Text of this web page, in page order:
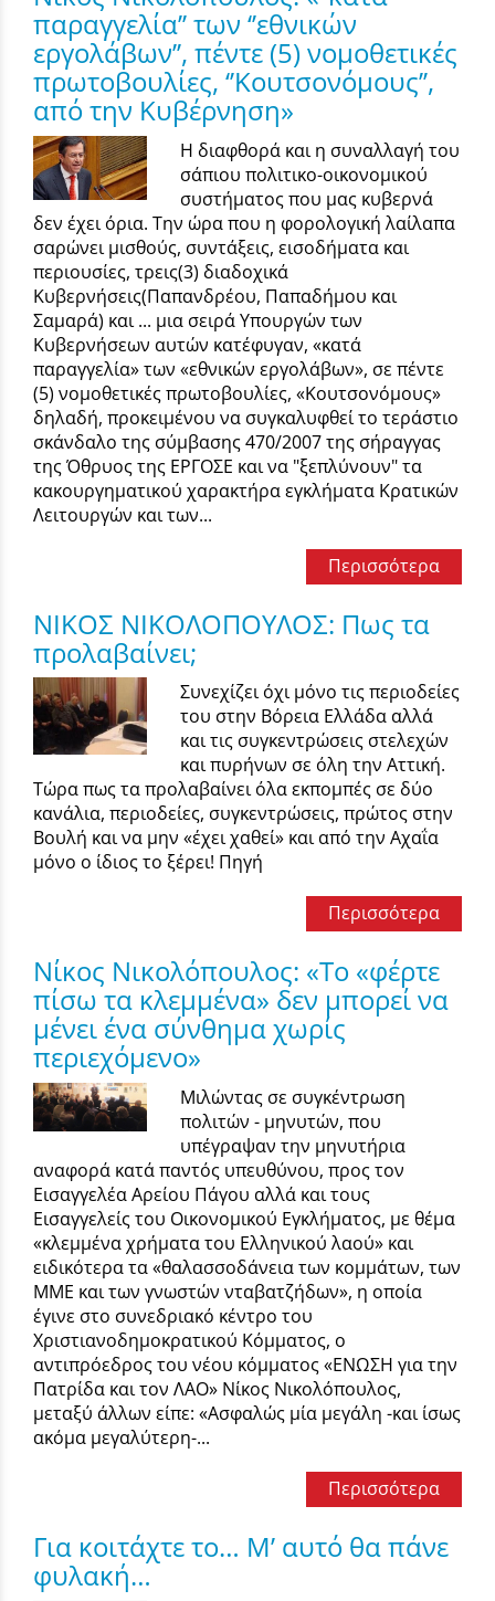
παραγγελία’’ των ‘’εθνικών
εργολάβων’’, πέντε (5) νομοθετικές
πρωτοβουλίες, ‘’Κουτσονόμους’’,
από την Κυβέρνηση»
Η διαφθορά και η συναλλαγή του
σάπιου πολιτικο-οικονομικού
συστήματος που μας κυβερνά
δεν έχει όρια. Την ώρα που η φορολογική λαίλαπα
σαρώνει μισθούς, συντάξεις, εισοδήματα και
περιουσίες, τρεις(3) διαδοχικά
Κυβερνήσεις(Παπανδρέου, Παπαδήμου και
Σαμαρά) και ... μια σειρά Υπουργών των
Κυβερνήσεων αυτών κατέφυγαν, «κατά
παραγγελία» των «εθνικών εργολάβων», σε πέντε
(5) νομοθετικές πρωτοβουλίες, «Κουτσονόμους»
δηλαδή, προκειμένου να συγκαλυφθεί το τεράστιο
σκάνδαλο της σύμβασης 470/2007 της σήραγγας
της Όθρυος της ΕΡΓΟΣΕ και να "ξεπλύνουν" τα
κακουργηματικού χαρακτήρα εγκλήματα Κρατικών
Λειτουργών και των...
Περισσότερα
ΝΙΚΟΣ ΝΙΚΟΛΟΠΟΥΛΟΣ: Πως τα
προλαβαίνει;
Συνεχίζει όχι μόνο τις περιοδείες
του στην Βόρεια Ελλάδα αλλά
και τις συγκεντρώσεις στελεχών
και πυρήνων σε όλη την Αττική.
Τώρα πως τα προλαβαίνει όλα εκπομπές σε δύο
κανάλια, περιοδείες, συγκεντρώσεις, πρώτος στην
Βουλή και να μην «έχει χαθεί» και από την Αχαΐα
μόνο ο ίδιος το ξέρει! Πηγή
Περισσότερα
Νίκος Νικολόπουλος: «Το «φέρτε
πίσω τα κλεμμένα» δεν μπορεί να
μένει ένα σύνθημα χωρίς
περιεχόμενο»
Μιλώντας σε συγκέντρωση
πολιτών - μηνυτών, που
υπέγραψαν την μηνυτήρια
αναφορά κατά παντός υπευθύνου, προς τον
Εισαγγελέα Αρείου Πάγου αλλά και τους
Εισαγγελείς του Οικονομικού Εγκλήματος, με θέμα
«κλεμμένα χρήματα του Ελληνικού λαού» και
ειδικότερα τα «θαλασσοδάνεια των κομμάτων, των
ΜΜΕ και των γνωστών νταβατζήδων», η οποία
έγινε στο συνεδριακό κέντρο του
Χριστιανοδημοκρατικού Κόμματος, ο
αντιπρόεδρος του νέου κόμματος «ΕΝΩΣΗ για την
Πατρίδα και τον ΛΑΟ» Νίκος Νικολόπουλος,
μεταξύ άλλων είπε: «Ασφαλώς μία μεγάλη -και ίσως
ακόμα μεγαλύτερη-...
Περισσότερα
Για κοιτάχτε το… Μ’ αυτό θα πάνε
φυλακή…